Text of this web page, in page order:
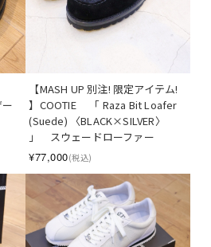
【MASH UP 別注! 限定アイテム!
】COOTIE 　「 Raza Bit Loafer
(Suede) 〈BLACK×SILVER〉
」　スウェードローファー
¥77,000(税込)